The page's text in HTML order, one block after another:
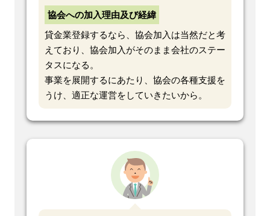
協会への加入理由及び経緯
貸金業登録するなら、協会加入は当然だと考
えており、協会加入がそのまま会社のステー
タスになる。
事業を展開するにあたり、協会の各種支援を
うけ、適正な運営をしていきたいから。